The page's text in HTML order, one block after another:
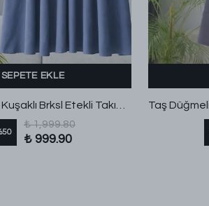
SEPETE EKLE
Büzgülü İnce Kuşaklı Brksl Etekli Takım İndigo
50
₺ 1,999.80
₺ 999.90